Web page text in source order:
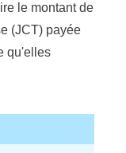
le montant de
(JCT) payée
qu'elles